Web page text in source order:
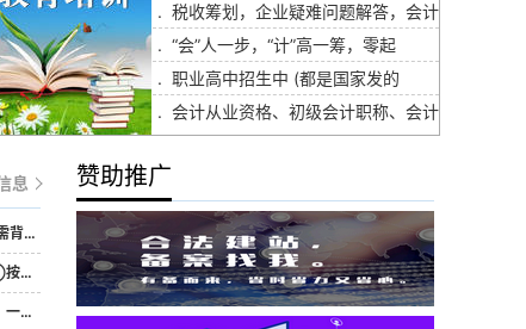
. 税收筹划，企业疑难问题解答，会计
. “会”人一步，“计”高一筹，零起
. 职业高中招生中 (都是国家发的
. 会计从业资格、初级会计职称、会计
息
子核...
⑥...
12...
赞助推广